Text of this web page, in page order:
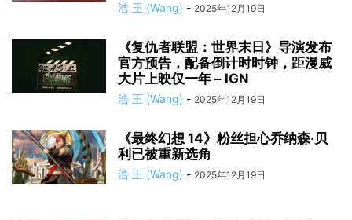
浩 王 (Wang) - 2025年12月19日
《复仇者联盟：世界末日》导演发布
官方预告，配备倒计时时钟，距漫威
大片上映仅一年 – IGN
浩 王 (Wang) - 2025年12月19日
《最终幻想 14》粉丝担心乔纳森·贝
利已被重新选角
浩 王 (Wang) - 2025年12月19日